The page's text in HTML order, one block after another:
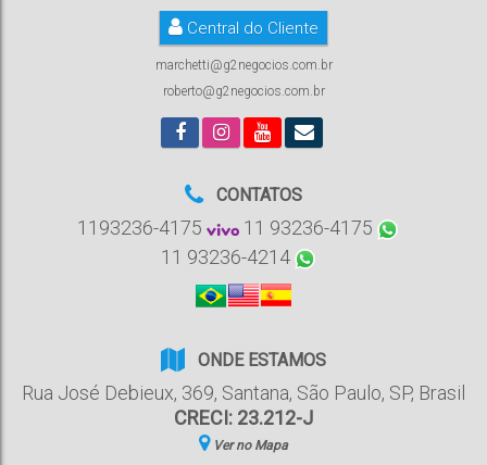
Central do Cliente
marchetti@g2negocios.com.br
roberto@g2negocios.com.br
CONTATOS
1193236-4175
11 93236-4175
11 93236-4214
ONDE ESTAMOS
Rua José Debieux, 369, Santana, São Paulo, SP, Brasil
CRECI: 23.212-J
Ver no Mapa